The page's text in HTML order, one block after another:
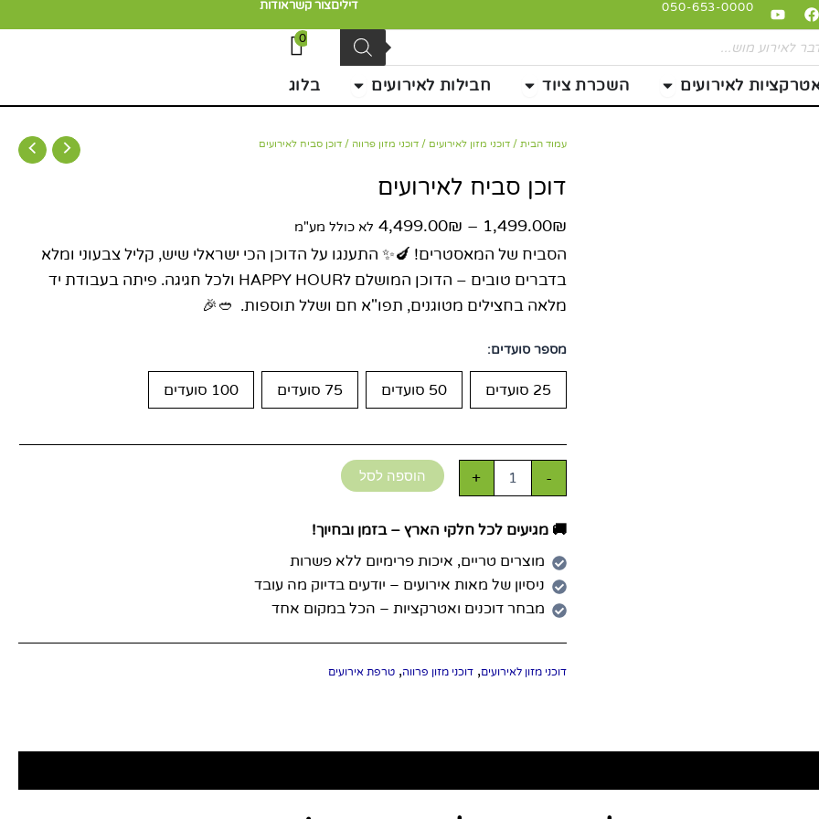
Facebook
Youtube
050-653-0000 דיליםצור קשראודות
0
מזון לאירועים פתח אטרקציות לאירועים
השכרת ציוד פתח השכרת ציוד
חבילות לאירועים פתח חבילות לאירועים
בלוג
עמוד הבית /דוכני מזון לאירועים /דוכני מזון פרווה / דוכן סביח לאירועים
דוכן סביח לאירועים
1,499.00₪
–
4,499.00₪
טווח
עד
לא כולל מע"מ
הסביח של המאסטרים! 🍆✨ התענגו על הדוכן הכי ישראלי שיש, קליל צבעוני ומלא
בדברים טובים – הדוכן המושלם לHAPPY HOUR ולכל חגיגה. פיתה בעבודת יד
מלאה בחצילים מטוגנים, תפו"א חם ושלל תוספות. 🥙🎉
מספר סועדים:
25 סועדים 50 סועדים 75 סועדים 100 סועדים
-
כמות
דוכן
סביח
לאירועים
+ הוספה לסל
🚚 מגיעים לכל חלקי הארץ – בזמן ובחיוך!
מוצרים טריים, איכות פרימיום ללא פשרות
ניסיון של מאות אירועים – יודעים בדיוק מה עובד
מבחר דוכנים ואטרקציות – הכל במקום אחד
דוכני מזון לאירועים,דוכני מזון פרווה,טרפת אירועים